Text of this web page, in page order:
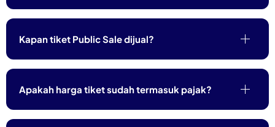
Kapan tiket Public Sale dijual?
Apakah harga tiket sudah termasuk pajak?